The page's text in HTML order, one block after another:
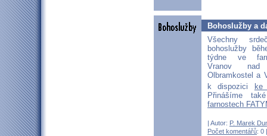
Bohoslužby a
Všechny
bohoslužby
týdne ve
Vranov
Olbramkostel a
k dispozici
Přinášíme
farnostech
| Autor: P. Marek
Počet komentářů: 0